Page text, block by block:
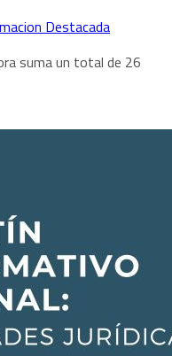
Destacada
suma un total de 26